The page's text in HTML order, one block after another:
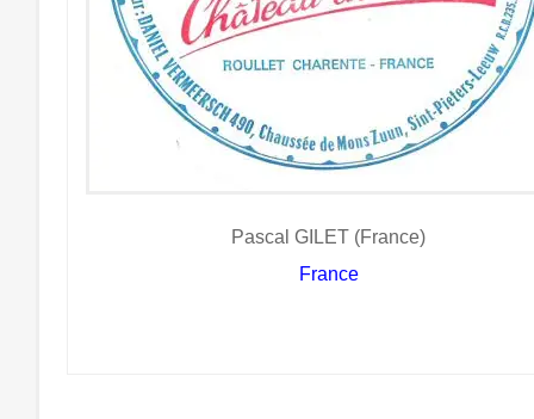
Pascal GILET (France)
France